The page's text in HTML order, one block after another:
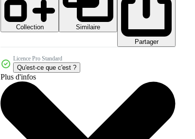
Collection
Similaire
Partager
Licence Pro Standard
Qu'est-ce que c'est ?
Plus d'infos